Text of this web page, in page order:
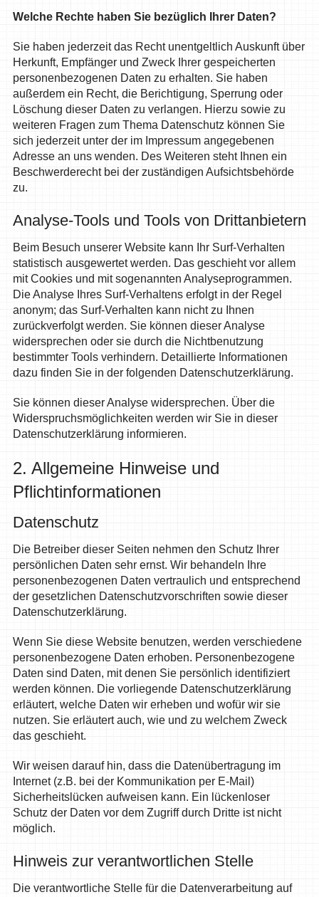
Welche Rechte haben Sie bezüglich Ihrer Daten?
Sie haben jederzeit das Recht unentgeltlich Auskunft über
Herkunft, Empfänger und Zweck Ihrer gespeicherten
personenbezogenen Daten zu erhalten. Sie haben
außerdem ein Recht, die Berichtigung, Sperrung oder
Löschung dieser Daten zu verlangen. Hierzu sowie zu
weiteren Fragen zum Thema Datenschutz können Sie
sich jederzeit unter der im Impressum angegebenen
Adresse an uns wenden. Des Weiteren steht Ihnen ein
Beschwerderecht bei der zuständigen Aufsichtsbehörde
zu.
Analyse-Tools und Tools von Drittanbietern
Beim Besuch unserer Website kann Ihr Surf-Verhalten
statistisch ausgewertet werden. Das geschieht vor allem
mit Cookies und mit sogenannten Analyseprogrammen.
Die Analyse Ihres Surf-Verhaltens erfolgt in der Regel
anonym; das Surf-Verhalten kann nicht zu Ihnen
zurückverfolgt werden. Sie können dieser Analyse
widersprechen oder sie durch die Nichtbenutzung
bestimmter Tools verhindern. Detaillierte Informationen
dazu finden Sie in der folgenden Datenschutzerklärung.
Sie können dieser Analyse widersprechen. Über die
Widerspruchsmöglichkeiten werden wir Sie in dieser
Datenschutzerklärung informieren.
2. Allgemeine Hinweise und
Pflichtinformationen
Datenschutz
Die Betreiber dieser Seiten nehmen den Schutz Ihrer
persönlichen Daten sehr ernst. Wir behandeln Ihre
personenbezogenen Daten vertraulich und entsprechend
der gesetzlichen Datenschutzvorschriften sowie dieser
Datenschutzerklärung.
Wenn Sie diese Website benutzen, werden verschiedene
personenbezogene Daten erhoben. Personenbezogene
Daten sind Daten, mit denen Sie persönlich identifiziert
werden können. Die vorliegende Datenschutzerklärung
erläutert, welche Daten wir erheben und wofür wir sie
nutzen. Sie erläutert auch, wie und zu welchem Zweck
das geschieht.
Wir weisen darauf hin, dass die Datenübertragung im
Internet (z.B. bei der Kommunikation per E-Mail)
Sicherheitslücken aufweisen kann. Ein lückenloser
Schutz der Daten vor dem Zugriff durch Dritte ist nicht
möglich.
Hinweis zur verantwortlichen Stelle
Die verantwortliche Stelle für die Datenverarbeitung auf